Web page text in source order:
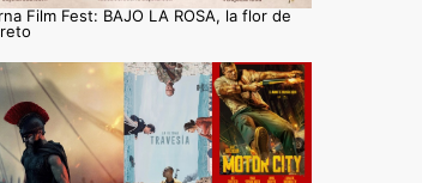
Film Fest: BAJO LA ROSA, la flor de